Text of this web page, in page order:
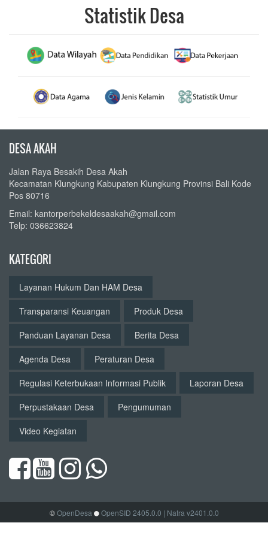
Statistik Desa
DESA AKAH
Jalan Raya Besakih Desa Akah
Kecamatan Klungkung Kabupaten Klungkung Provinsi Bali Kode
Pos 80716
Email: kantorperbekeldesaakah@gmail.com
Telp: 036623824
KATEGORI
Layanan Hukum Dan HAM Desa
Transparansi Keuangan
Produk Desa
Panduan Layanan Desa
Berita Desa
Agenda Desa
Peraturan Desa
Regulasi Keterbukaan Informasi Publik
Laporan Desa
Perpustakaan Desa
Pengumuman
Video Kegiatan
©OpenDesa OpenSID 2405.0.0 | Natra v2401.0.0